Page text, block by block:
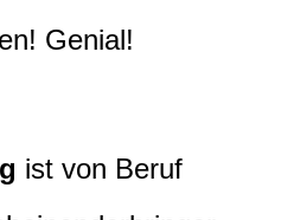
Genial!
ist von Beruf